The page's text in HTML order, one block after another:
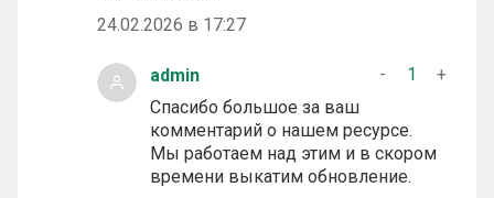
24.02.2026 в 17:27
admin - 1
+
Спасибо большое за ваш
комментарий о нашем ресурсе.
Мы работаем над этим и в скором
времени выкатим обновление.